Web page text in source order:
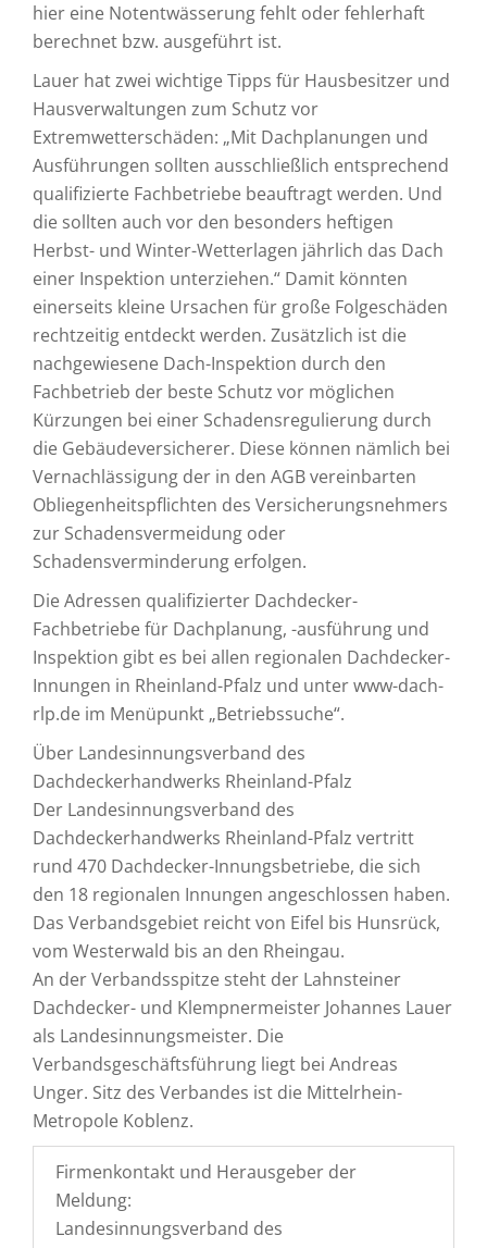
hier eine Notentwässerung fehlt oder fehlerhaft
berechnet bzw. ausgeführt ist.
Lauer hat zwei wichtige Tipps für Hausbesitzer und
Hausverwaltungen zum Schutz vor
Extremwetterschäden: „Mit Dachplanungen und
Ausführungen sollten ausschließlich entsprechend
qualifizierte Fachbetriebe beauftragt werden. Und
die sollten auch vor den besonders heftigen
Herbst- und Winter-Wetterlagen jährlich das Dach
einer Inspektion unterziehen.“ Damit könnten
einerseits kleine Ursachen für große Folgeschäden
rechtzeitig entdeckt werden. Zusätzlich ist die
nachgewiesene Dach-Inspektion durch den
Fachbetrieb der beste Schutz vor möglichen
Kürzungen bei einer Schadensregulierung durch
die Gebäudeversicherer. Diese können nämlich bei
Vernachlässigung der in den AGB vereinbarten
Obliegenheitspflichten des Versicherungsnehmers
zur Schadensvermeidung oder
Schadensverminderung erfolgen.
Die Adressen qualifizierter Dachdecker-
Fachbetriebe für Dachplanung, -ausführung und
Inspektion gibt es bei allen regionalen Dachdecker-
Innungen in Rheinland-Pfalz und unter www-dach-
rlp.de im Menüpunkt „Betriebssuche“.
Über Landesinnungsverband des
Dachdeckerhandwerks Rheinland-Pfalz
Der Landesinnungsverband des
Dachdeckerhandwerks Rheinland-Pfalz vertritt
rund 470 Dachdecker-Innungsbetriebe, die sich
den 18 regionalen Innungen angeschlossen haben.
Das Verbandsgebiet reicht von Eifel bis Hunsrück,
vom Westerwald bis an den Rheingau.
An der Verbandsspitze steht der Lahnsteiner
Dachdecker- und Klempnermeister Johannes Lauer
als Landesinnungsmeister. Die
Verbandsgeschäftsführung liegt bei Andreas
Unger. Sitz des Verbandes ist die Mittelrhein-
Metropole Koblenz.
Firmenkontakt und Herausgeber der
Meldung:
Landesinnungsverband des